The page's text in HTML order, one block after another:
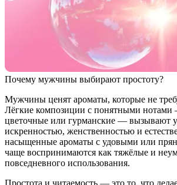
Почему мужчины выбирают простоту?
Мужчины ценят ароматы, которые не
Лёгкие композиции с понятными
цветочные или гурманские — вызывают
искренностью, женственностью и
насыщенные ароматы с удовыми или
чаще воспринимаются как тяжёлые и
повседневного использования.
Простота и читаемость — это то, что